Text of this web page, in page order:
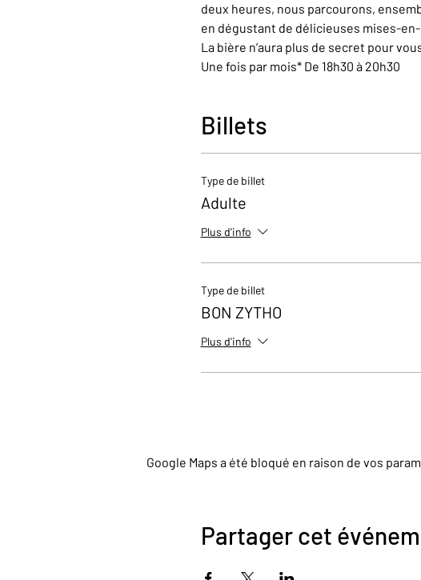
deux heures, nous parcourons,
en dégustant de délicieuses mises-
La bière n’aura plus de secret pour
Une fois par mois* De 18h30 à 20h30
Billets
Type de billet
Adulte
Plus d'info
Type de billet
BON ZYTHO
Plus d'info
Google Maps a été bloqué en raison de vos
Partager cet